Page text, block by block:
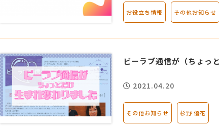
お役立ち情報 その他お知らせ
ビーラブ通信が（ちょっ
2021.04.20
その他お知らせ 杉野 優花